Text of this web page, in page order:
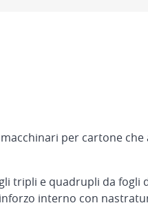
per cartone
tripli e quadrupli da fogli
interno con